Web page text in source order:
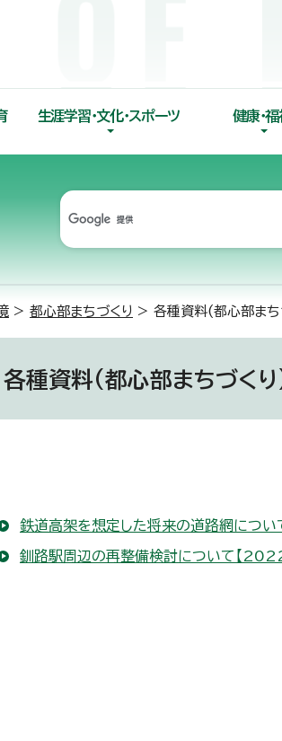
生涯学習・文化・スポーツ 健康・
> 都心部まちづくり > 各種資料(都心部まち
各種資料(都心部まちづく
鉄道高架を想定した将来の道路網につ
釧路駅周辺の再整備検討について【2022